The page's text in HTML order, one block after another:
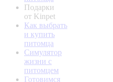
Подарки
от Kinpet
Как выбрать
и купить
питомца
Симулятор
жизни с
питомцем
Готовимся